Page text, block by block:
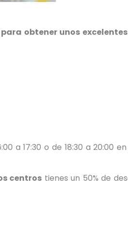
obtener unos
a 17:30 o de 18:30 a 20:00
centros tienes un 50% de